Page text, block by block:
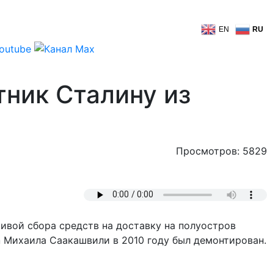
EN RU
Сталину из
Просмотров: 5829
сбора средств на доставку на полуостров
Саакашвили в 2010 году был демонтирован.